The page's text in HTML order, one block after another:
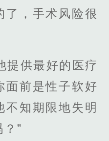
了，手术风险很
提供最好的医疗
面前是性子软好
知期限地失明
”